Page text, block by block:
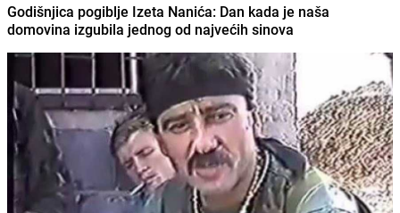
Godišnjica pogiblje Izeta Nanića: Dan kada je naša
domovina izgubila jednog od najvećih sinova